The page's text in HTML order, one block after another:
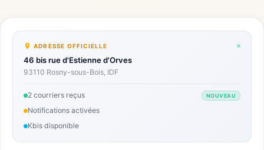
ADRESSE OFFICIELLE
46 bis rue d'Estienne d'Orves
93110 Rosny-sous-Bois, IDF
2 courriers reçus NOUVEAU
Notifications activées
Kbis disponible